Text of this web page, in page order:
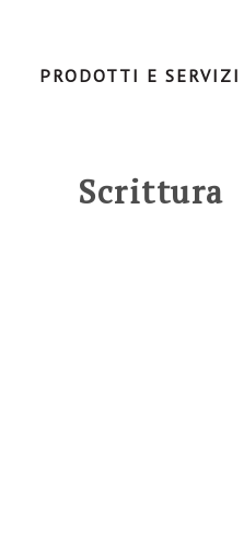
PRODOTTI E SERVIZI
Scrittura